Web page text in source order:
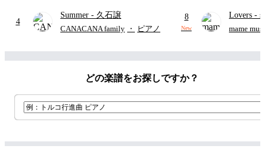
4
Summer - 久石譲
CANACANA family ・ ピアノ
ード有)
8
New
Lovers -
ト)
mame
どの楽譜をお探しですか？